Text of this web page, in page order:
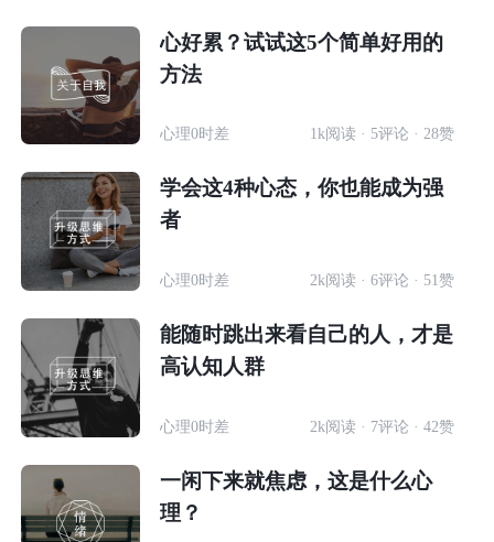
心好累？试试这5个简单好用的
方法
心理0时差 1k阅读 · 5评论 · 28赞
学会这4种心态，你也能成为强
者
心理0时差 2k阅读 · 6评论 · 51赞
能随时跳出来看自己的人，才是
高认知人群
心理0时差 2k阅读 · 7评论 · 42赞
一闲下来就焦虑，这是什么心
理？